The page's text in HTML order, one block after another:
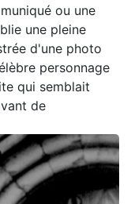
ou une
une pleine
d'une photo
personnage
qui semblait
de